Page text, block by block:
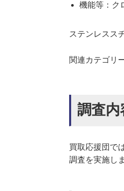
機能等：ク
ステンレスス
関連カテゴリ
調査内
買取応援団で
調査を実施し